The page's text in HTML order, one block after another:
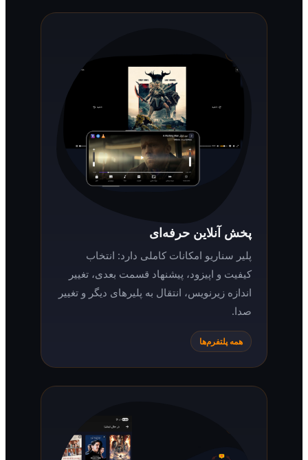
پخش آنلاین حرفه‌ای
پلیر سناریو امکانات کاملی دارد: انتخاب
کیفیت و اپیزود، پیشنهاد قسمت بعدی، تغییر
اندازه زیرنویس، انتقال به پلیرهای دیگر و تغییر
همه پلتفرم‌ها